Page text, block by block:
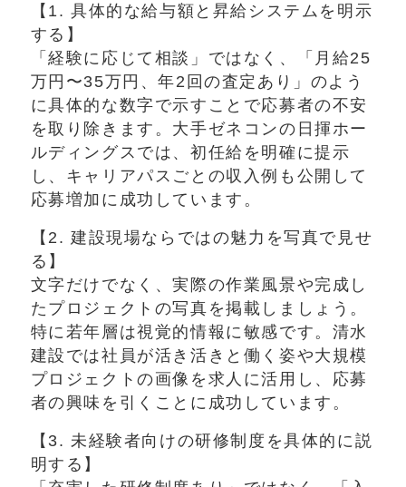
【1. 具体的な給与額と昇給システムを明示
する】
「経験に応じて相談」ではなく、「月給25
万円〜35万円、年2回の査定あり」のよう
に具体的な数字で示すことで応募者の不安
を取り除きます。大手ゼネコンの日揮ホー
ルディングスでは、初任給を明確に提示
し、キャリアパスごとの収入例も公開して
応募増加に成功しています。
【2. 建設現場ならではの魅力を写真で見せ
る】
文字だけでなく、実際の作業風景や完成し
たプロジェクトの写真を掲載しましょう。
特に若年層は視覚的情報に敏感です。清水
建設では社員が活き活きと働く姿や大規模
プロジェクトの画像を求人に活用し、応募
者の興味を引くことに成功しています。
【3. 未経験者向けの研修制度を具体的に説
明する】